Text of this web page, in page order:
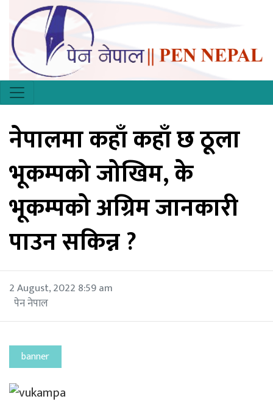
नेपालमा कहाँ कहाँ छ ठूला
भूकम्पको जोखिम, के
भूकम्पको अग्रिम जानकारी
पाउन सकिन्न ?
2 August, 2022 8:59 am
पेन नेपाल
banner